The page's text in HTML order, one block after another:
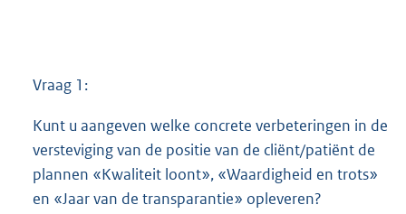
Vraag 1:
Kunt u aangeven welke concrete verbeteringen in de
versteviging van de positie van de cliënt/patiënt de
plannen «Kwaliteit loont», «Waardigheid en trots»
en «Jaar van de transparantie» opleveren?